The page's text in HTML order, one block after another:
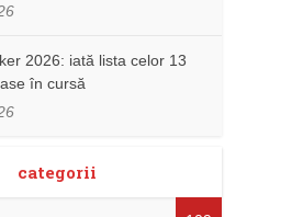
2026: iată lista celor 13
în cursă
categorii